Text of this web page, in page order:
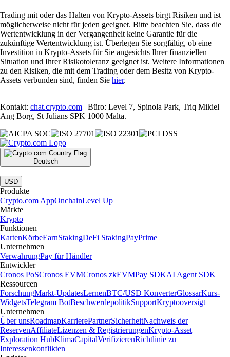
Trading mit oder das Halten von Krypto-Assets birgt Risiken und ist
möglicherweise nicht für jeden geeignet. Bitte beachten Sie, dass die
Wertentwicklung in der Vergangenheit keine Garantie für die
zukünftige Wertentwicklung ist. Überlegen Sie sorgfältig, ob eine
Investition in Krypto-Assets für Sie angesichts Ihrer finanziellen
Situation und Ihrer Risikotoleranz geeignet ist. Weitere Informationen
zu den Risiken, die mit dem Trading oder dem Besitz von Krypto-
Assets verbunden sind, finden Sie hier.
Kontakt: chat.crypto.com | Büro: Level 7, Spinola Park, Triq Mikiel
Ang Borg, St Julians SPK 1000 Malta.
Deutsch
|
USD
Produkte
Crypto.com AppOnchainLevel Up
Märkte
Krypto
Funktionen
KartenKörbeEarnStakingDeFi StakingPayPrime
Unternehmen
VerwahrungPay für Händler
Entwickler
Cronos PoSCronos EVMCronos zkEVMPay SDKAI Agent SDK
Ressourcen
ForschungMarkt-UpdatesLernenBTC/USD KonverterGlossarKurs-
WidgetsTelegram BotBeschwerdepolitikSupportKryptooversigt
Unternehmen
Über unsRoadmapKarrierePartnerSicherheitNachweis der
ReservenAffiliateLizenzen & RegistrierungenKrypto-Asset
Exploration HubKlimaCapitalVerifizierenRichtlinie zu
Interessenkonflikten